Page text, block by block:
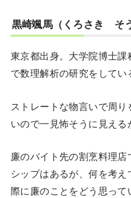
黒崎颯馬（くろさき そ
東京都出身。大学院博士
で数理解析の研究をしてい
ストレートな物言いで周り
いので一見怖そうに見える
廉のバイト先の割烹料理
シップはあるが、何を考
際に廉のことをどう思って